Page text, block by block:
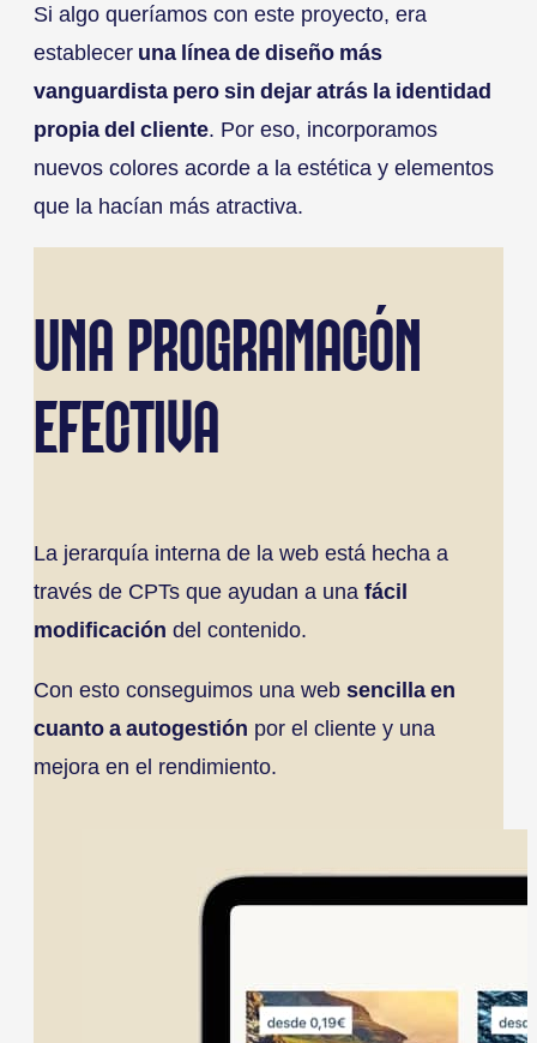
Si algo queríamos con este proyecto, era
establecer una línea de diseño más
vanguardista pero sin dejar atrás la identidad
propia del cliente. Por eso, incorporamos
nuevos colores acorde a la estética y elementos
que la hacían más atractiva.
UNA PROGRAMACIÓN
EFECTIVA
La jerarquía interna de la web está hecha a
través de CPTs que ayudan a una fácil
modificación del contenido.
Con esto conseguimos una web sencilla en
cuanto a autogestión por el cliente y una
mejora en el rendimiento.